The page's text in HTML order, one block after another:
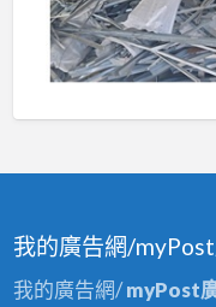
我的廣告網/
我的廣告網/myPost